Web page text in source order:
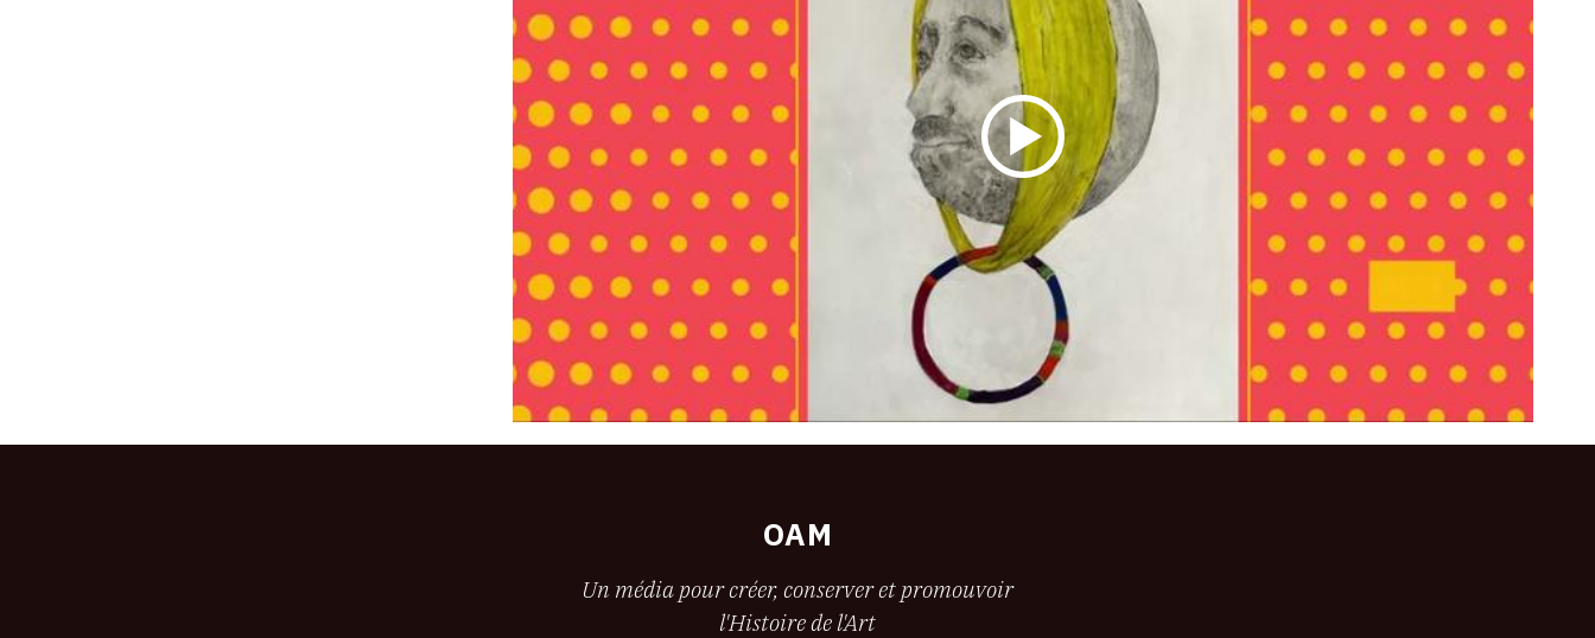
OAM
Un média pour créer, conserver et promouvoir
l'Histoire de l'Art